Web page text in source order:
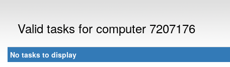
Valid tasks for computer 7207176
No tasks to display